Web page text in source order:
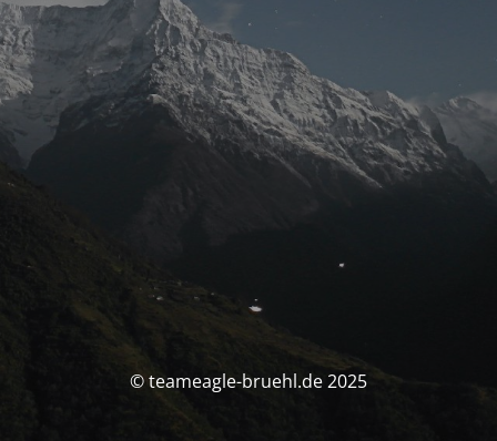
© teameagle-bruehl.de 2025